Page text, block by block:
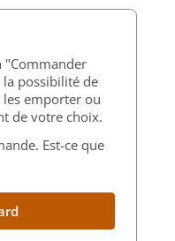
"Commander
possibilité de
emporter ou
de votre choix.
Est-ce que